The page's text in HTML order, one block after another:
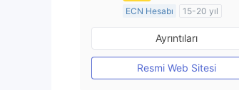
ECN Hesabı
15-20 yıl
Pazar Yapıcılık (MM)
MT4 Tam Lisans
Ayrıntıları
Resmi Web Sitesi